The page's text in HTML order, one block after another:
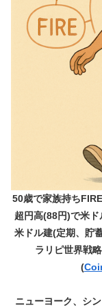
50歳で家族持ち
超円高(88円)で米
米ドル建(定期、貯
ラリピ世界戦
(
ニューヨーク、シ